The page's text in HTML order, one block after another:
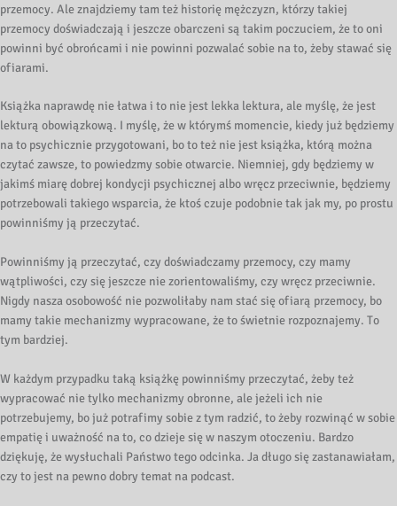
przemocy. Ale znajdziemy tam też historię mężczyzn, którzy takiej
przemocy doświadczają i jeszcze obarczeni są takim poczuciem, że to oni
powinni być obrońcami i nie powinni pozwalać sobie na to, żeby stawać się
ofiarami.
Książka naprawdę nie łatwa i to nie jest lekka lektura, ale myślę, że jest
lekturą obowiązkową. I myślę, że w którymś momencie, kiedy już będziemy
na to psychicznie przygotowani, bo to też nie jest książka, którą można
czytać zawsze, to powiedzmy sobie otwarcie. Niemniej, gdy będziemy w
jakimś miarę dobrej kondycji psychicznej albo wręcz przeciwnie, będziemy
potrzebowali takiego wsparcia, że ktoś czuje podobnie tak jak my, po prostu
powinniśmy ją przeczytać.
Powinniśmy ją przeczytać, czy doświadczamy przemocy, czy mamy
wątpliwości, czy się jeszcze nie zorientowaliśmy, czy wręcz przeciwnie.
Nigdy nasza osobowość nie pozwoliłaby nam stać się ofiarą przemocy, bo
mamy takie mechanizmy wypracowane, że to świetnie rozpoznajemy. To
tym bardziej.
W każdym przypadku taką książkę powinniśmy przeczytać, żeby też
wypracować nie tylko mechanizmy obronne, ale jeżeli ich nie
potrzebujemy, bo już potrafimy sobie z tym radzić, to żeby rozwinąć w sobie
empatię i uważność na to, co dzieje się w naszym otoczeniu. Bardzo
dziękuję, że wysłuchali Państwo tego odcinka. Ja długo się zastanawiałam,
czy to jest na pewno dobry temat na podcast.